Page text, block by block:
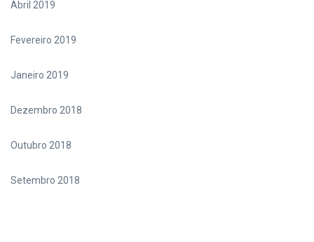
Abril 2019
Fevereiro 2019
Janeiro 2019
Dezembro 2018
Outubro 2018
Setembro 2018